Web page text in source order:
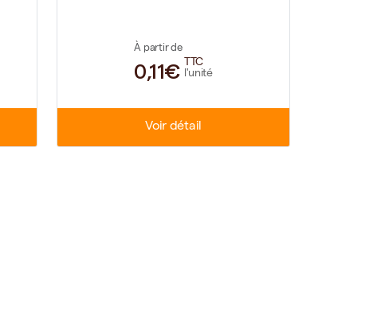
À partir de
0,11€ TTC
l'unité
Voir détail